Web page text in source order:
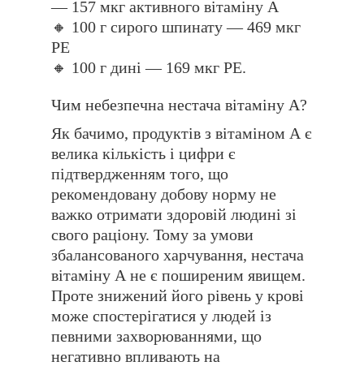
— 157 мкг активного вітаміну А
🔸 100 г сирого шпинату — 469 мкг
РЕ
🔸 100 г дині — 169 мкг РЕ.
Чим небезпечна нестача вітаміну А?
Як бачимо, продуктів з вітаміном А є
велика кількість і цифри є
підтвердженням того, що
рекомендовану добову норму не
важко отримати здоровій людині зі
свого раціону. Тому за умови
збалансованого харчування, нестача
вітаміну А не є поширеним явищем.
Проте знижений його рівень у крові
може спостерігатися у людей із
певними захворюваннями, що
негативно впливають на